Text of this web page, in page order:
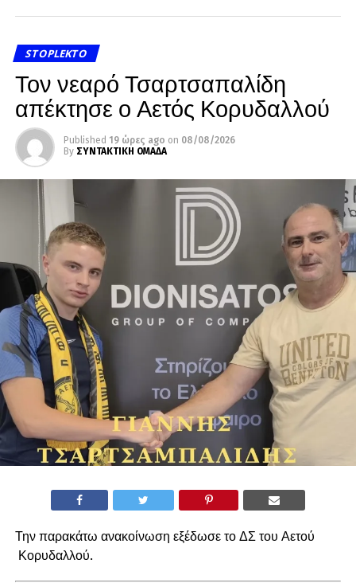
STOPLEKTO
Τον νεαρό Τσαρτσαπαλίδη
απέκτησε ο Αετός Κορυδαλλού
Published 19 ώρες ago on 08/08/2026
By ΣΥΝΤΑΚΤΙΚΗ ΟΜΑΔΑ
Την παρακάτω ανακοίνωση εξέδωσε το ΔΣ του Αετού
Κορυδαλλού.